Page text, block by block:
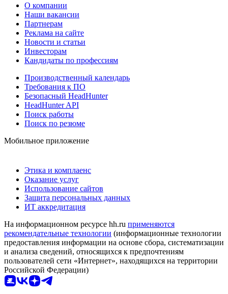
О компании
Наши вакансии
Партнерам
Реклама на сайте
Новости и статьи
Инвесторам
Кандидаты по профессиям
Производственный календарь
Требования к ПО
Безопасный HeadHunter
HeadHunter API
Поиск работы
Поиск по резюме
Мобильное приложение
Этика и комплаенс
Оказание услуг
Использование сайтов
Защита персональных данных
ИТ аккредитация
На информационном ресурсе hh.ru применяются
рекомендательные технологии (информационные технологии
предоставления информации на основе сбора, систематизации
и анализа сведений, относящихся к предпочтениям
пользователей сети «Интернет», находящихся на территории
Российской Федерации)